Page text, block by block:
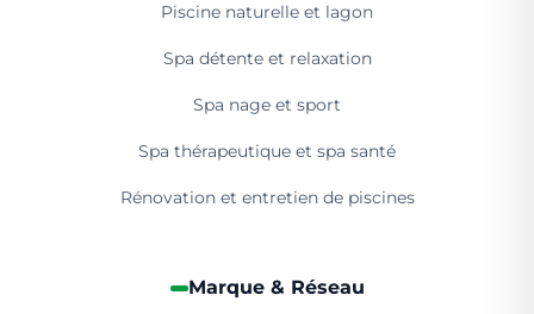
Piscine naturelle et lagon
Spa détente et relaxation
Spa nage et sport
Spa thérapeutique et spa santé
Rénovation et entretien de piscines
Marque & Réseau